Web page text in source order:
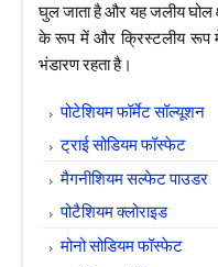
घुल जाता है और यह जलीय घोल
के रूप में और क्रिस्टलीय रूप
भंडारण रहता है।
पोटेशियम फॉर्मेट सॉल्यूशन
ट्राई सोडियम फॉस्फेट
मैगनीशियम सल्फेट पाउडर
पोटैशियम क्लोराइड
मोनो सोडियम फॉस्फेट